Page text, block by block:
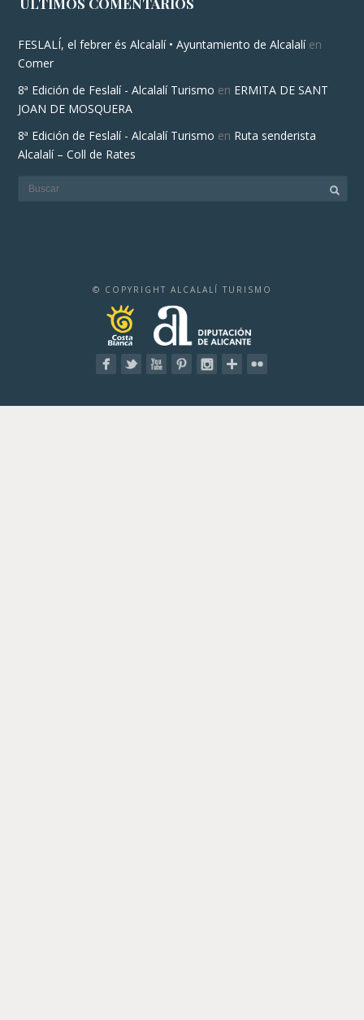
FESLALÍ, el febrer és Alcalalí • Ayuntamiento de Alcalalíen
Comer
8ª Edición de Feslalí - Alcalalí Turismo en ERMITA DE SANT
JOAN DE MOSQUERA
8ª Edición de Feslalí - Alcalalí Turismo en Ruta senderista
Alcalalí – Coll de Rates
© COPYRIGHT ALCALALÍ TURISMO